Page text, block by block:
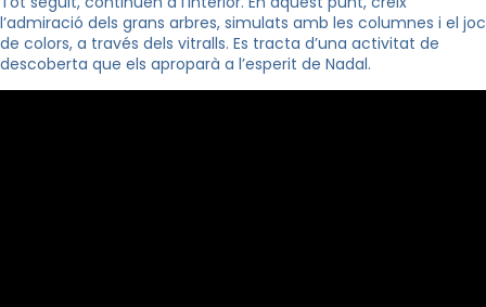
l’admiració dels grans arbres, simulats amb les columnes i el joc
de colors, a través dels vitralls. Es tracta d’una activitat de
descoberta que els aproparà a l’esperit de Nadal.